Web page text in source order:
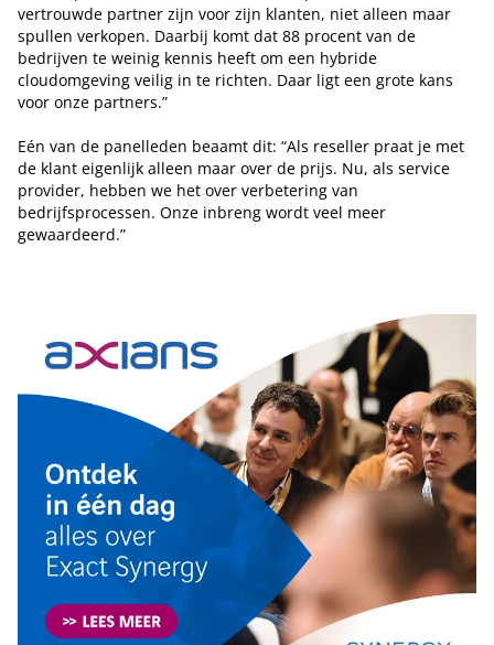
vertrouwde partner zijn voor zijn klanten, niet alleen maar
spullen verkopen. Daarbij komt dat 88 procent van de
bedrijven te weinig kennis heeft om een hybride
cloudomgeving veilig in te richten. Daar ligt een grote kans
voor onze partners.”
Eén van de panelleden beaamt dit: “Als reseller praat je met
de klant eigenlijk alleen maar over de prijs. Nu, als service
provider, hebben we het over verbetering van
bedrijfsprocessen. Onze inbreng wordt veel meer
gewaardeerd.”